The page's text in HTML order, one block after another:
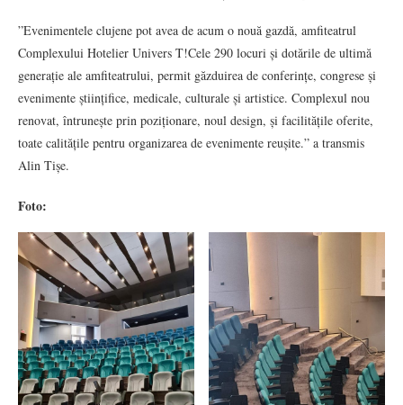
”Evenimentele clujene pot avea de acum o nouă gazdă, amfiteatrul
Complexului Hotelier Univers T!Cele 290 locuri și dotările de ultimă
generație ale amfiteatrului, permit găzduirea de conferințe, congrese și
evenimente științifice, medicale, culturale și artistice. Complexul nou
renovat, întrunește prin poziționare, noul design, și facilitățile oferite,
toate calitățile pentru organizarea de evenimente reușite.” a transmis
Alin Tișe.
Foto: